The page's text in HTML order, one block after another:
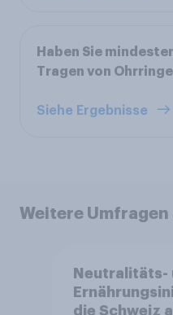
Haben Sie
Tragen von
Siehe Ergebnisse
Weitere Umfragen
Neutralitäts-
die Schweiz